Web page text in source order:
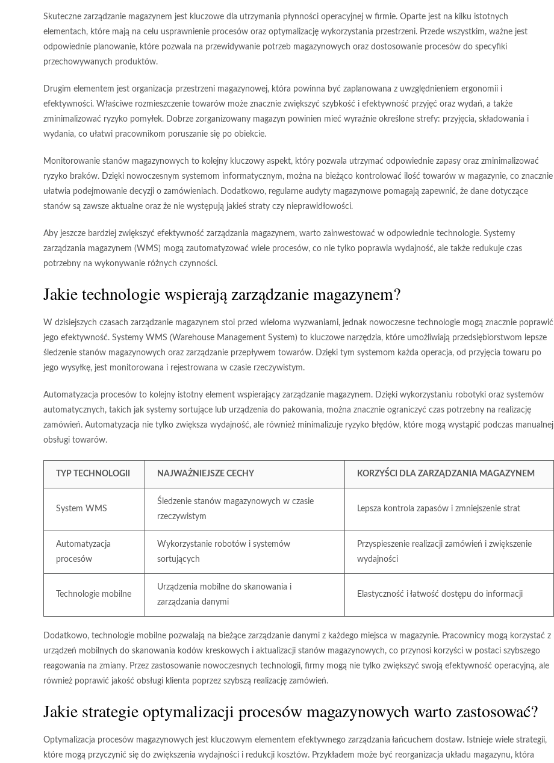
Skuteczne zarządzanie magazynem jest kluczowe dla utrzymania płynności operacyjnej w firmie. Oparte jest na kilku istotnych
elementach, które mają na celu usprawnienie procesów oraz optymalizację wykorzystania przestrzeni. Przede wszystkim, ważne jest
odpowiednie planowanie, które pozwala na przewidywanie potrzeb magazynowych oraz dostosowanie procesów do specyfiki
przechowywanych produktów.
Drugim elementem jest organizacja przestrzeni magazynowej, która powinna być zaplanowana z uwzględnieniem ergonomii i
efektywności. Właściwe rozmieszczenie towarów może znacznie zwiększyć szybkość i efektywność przyjęć oraz wydań, a także
zminimalizować ryzyko pomyłek. Dobrze zorganizowany magazyn powinien mieć wyraźnie określone strefy: przyjęcia, składowania i
wydania, co ułatwi pracownikom poruszanie się po obiekcie.
Monitorowanie stanów magazynowych to kolejny kluczowy aspekt, który pozwala utrzymać odpowiednie zapasy oraz zminimalizować
ryzyko braków. Dzięki nowoczesnym systemom informatycznym, można na bieżąco kontrolować ilość towarów w magazynie, co znacznie
ułatwia podejmowanie decyzji o zamówieniach. Dodatkowo, regularne audyty magazynowe pomagają zapewnić, że dane dotyczące
stanów są zawsze aktualne oraz że nie występują jakieś straty czy nieprawidłowości.
Aby jeszcze bardziej zwiększyć efektywność zarządzania magazynem, warto zainwestować w odpowiednie technologie. Systemy
zarządzania magazynem (WMS) mogą zautomatyzować wiele procesów, co nie tylko poprawia wydajność, ale także redukuje czas
potrzebny na wykonywanie różnych czynności.
Jakie technologie wspierają zarządzanie magazynem?
W dzisiejszych czasach zarządzanie magazynem stoi przed wieloma wyzwaniami, jednak nowoczesne technologie mogą znacznie poprawić
jego efektywność. Systemy WMS (Warehouse Management System) to kluczowe narzędzia, które umożliwiają przedsiębiorstwom lepsze
śledzenie stanów magazynowych oraz zarządzanie przepływem towarów. Dzięki tym systemom każda operacja, od przyjęcia towaru po
jego wysyłkę, jest monitorowana i rejestrowana w czasie rzeczywistym.
Automatyzacja procesów to kolejny istotny element wspierający zarządzanie magazynem. Dzięki wykorzystaniu robotyki oraz systemów
automatycznych, takich jak systemy sortujące lub urządzenia do pakowania, można znacznie ograniczyć czas potrzebny na realizację
zamówień. Automatyzacja nie tylko zwiększa wydajność, ale również minimalizuje ryzyko błędów, które mogą wystąpić podczas manualnej
obsługi towarów.
TYP TECHNOLOGII NAJWAŻNIEJSZE CECHY KORZYŚCI DLA ZARZĄDZANIA MAGAZYNEM
System WMS
Śledzenie stanów magazynowych w czasie
rzeczywistym
Lepsza kontrola zapasów i zmniejszenie strat
Automatyzacja
procesów
Wykorzystanie robotów i systemów
sortujących
Przyspieszenie realizacji zamówień i zwiększenie
wydajności
Technologie mobilne
Urządzenia mobilne do skanowania i
zarządzania danymi
Elastyczność i łatwość dostępu do informacji
Dodatkowo, technologie mobilne pozwalają na bieżące zarządzanie danymi z każdego miejsca w magazynie. Pracownicy mogą korzystać z
urządzeń mobilnych do skanowania kodów kreskowych i aktualizacji stanów magazynowych, co przynosi korzyści w postaci szybszego
reagowania na zmiany. Przez zastosowanie nowoczesnych technologii, firmy mogą nie tylko zwiększyć swoją efektywność operacyjną, ale
również poprawić jakość obsługi klienta poprzez szybszą realizację zamówień.
Jakie strategie optymalizacji procesów magazynowych warto zastosować?
Optymalizacja procesów magazynowych jest kluczowym elementem efektywnego zarządzania łańcuchem dostaw. Istnieje wiele strategii,
które mogą przyczynić się do zwiększenia wydajności i redukcji kosztów. Przykładem może być reorganizacja układu magazynu, która